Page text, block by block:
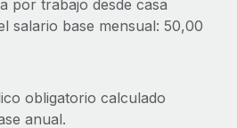
de cumplimiento
por trabajo desde casa
salario base mensual: 50,00
obligatorio calculado
anual.